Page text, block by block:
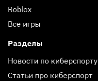
Roblox
Все игры
Разделы
Новости по киберспорту
Статьи про киберспорт